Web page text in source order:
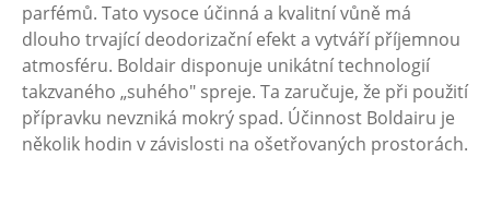
parfémů. Tato vysoce účinná a kvalitní vůně má
dlouho trvající deodorizační efekt a vytváří příjemnou
atmosféru. Boldair disponuje unikátní technologií
takzvaného „suhého" spreje. Ta zaručuje, že při použití
přípravku nevzniká mokrý spad. Účinnost Boldairu je
několik hodin v závislosti na ošetřovaných prostorách.